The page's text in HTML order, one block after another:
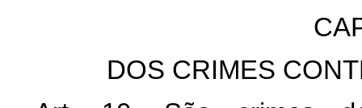
DOS CRIMES